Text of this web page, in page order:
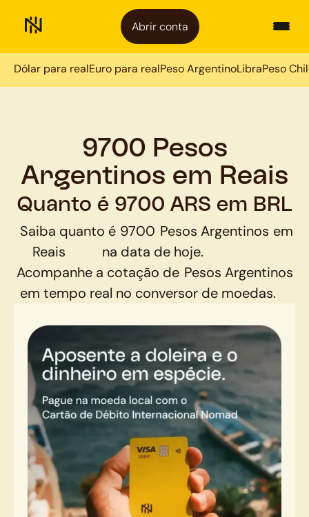
Abrir conta
Dólar para realEuro para realPeso ArgentinoLibraPeso
9700 Pesos
Argentinos em Reais
Quanto é 9700 ARS em BRL
Saiba quanto é 9700 Pesos Argentinos em
Reais
na data de hoje.
Acompanhe a cotação de Pesos Argentinos
em tempo real no conversor de moedas.